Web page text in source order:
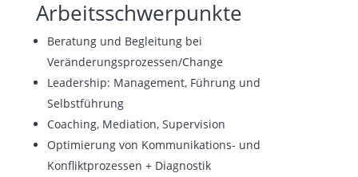
Arbeitsschwerpunkte
Beratung und Begleitung bei
Veränderungsprozessen/Change
Leadership: Management, Führung und
Selbstführung
Coaching, Mediation, Supervision
Optimierung von Kommunikations- und
Konfliktprozessen + Diagnostik